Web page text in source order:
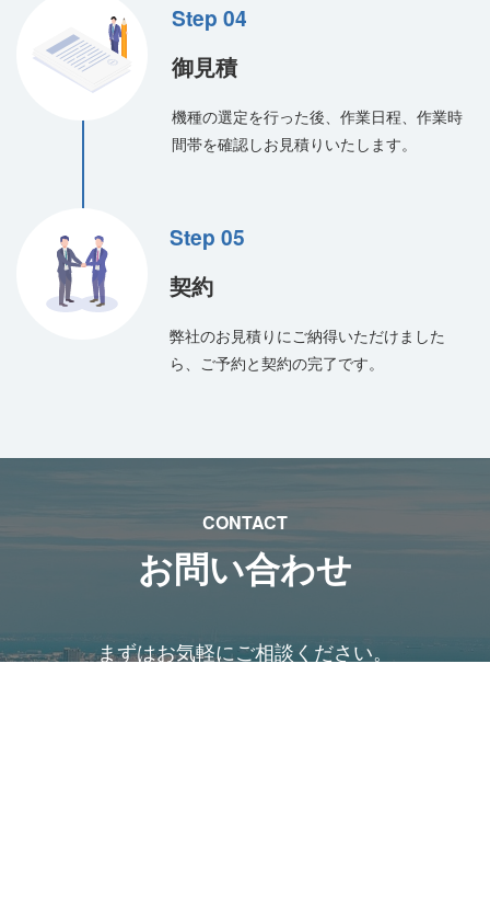
Step 04
御見積
機種の選定を行った後、作業日程、作業時
間帯を確認しお見積りいたします。
Step 05
契約
弊社のお見積りにご納得いただけました
ら、ご予約と契約の完了です。
お問い合わせ
CONTACT
まずはお気軽にご相談ください。